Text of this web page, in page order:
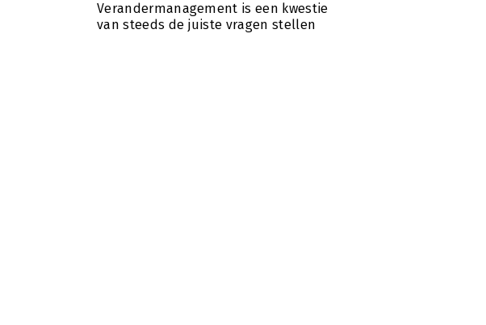
Verandermanagement is een kwestie
van steeds de juiste vragen stellen